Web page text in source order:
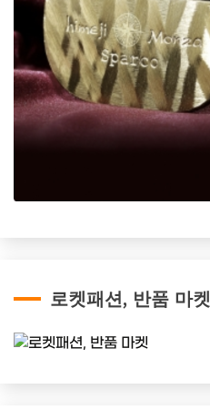
로켓패션, 반품 마켓